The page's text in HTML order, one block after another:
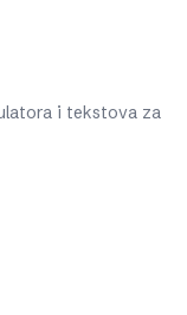
i tekstova za